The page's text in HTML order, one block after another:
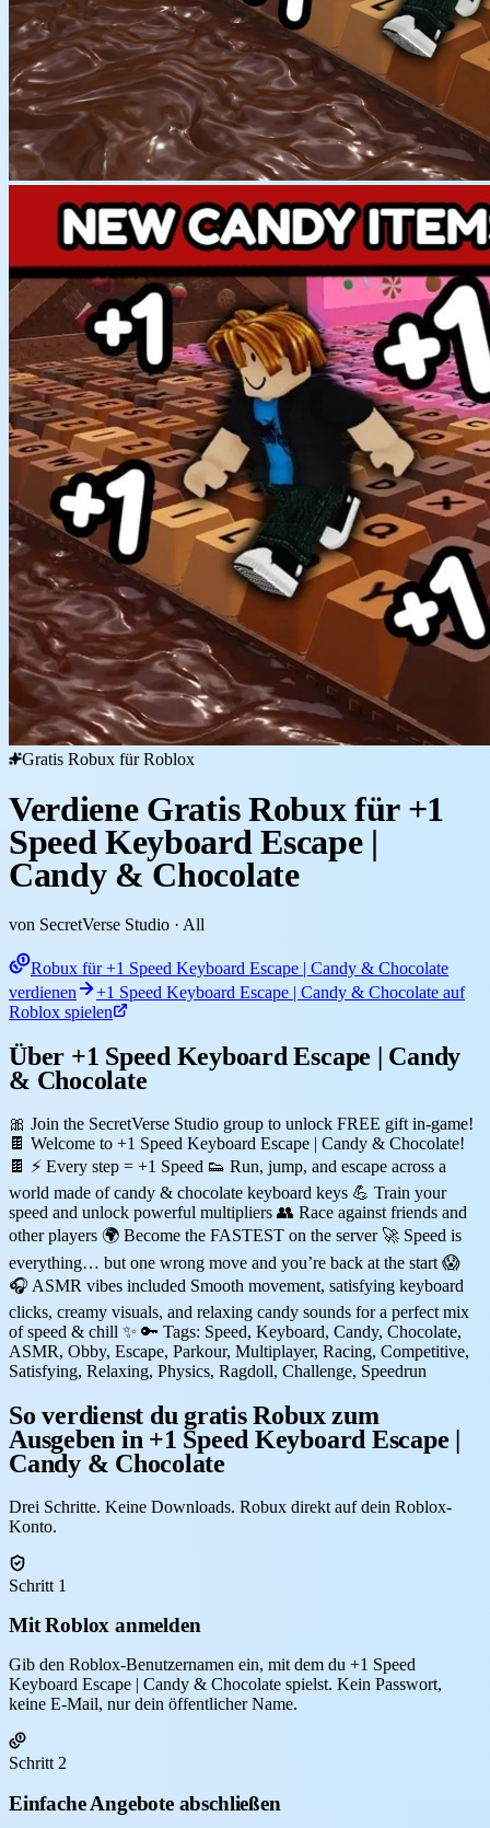
Gratis Robux für Roblox
Verdiene Gratis Robux für +1
Speed Keyboard Escape |
Candy & Chocolate
von SecretVerse Studio · All
Robux für +1 Speed Keyboard Escape | Candy & Chocolate
verdienen
+1 Speed Keyboard Escape | Candy & Chocolate auf
Roblox spielen
Über +1 Speed Keyboard Escape | Candy
& Chocolate
🎀 Join the SecretVerse Studio group to unlock FREE gift in-game!
🍫 Welcome to +1 Speed Keyboard Escape | Candy & Chocolate!
🍫 ⚡ Every step = +1 Speed 👟 Run, jump, and escape across a
world made of candy & chocolate keyboard keys 💪 Train your
speed and unlock powerful multipliers 👥 Race against friends and
other players 🌍 Become the FASTEST on the server 🚀 Speed is
everything… but one wrong move and you’re back at the start 😱
🎧 ASMR vibes included Smooth movement, satisfying keyboard
clicks, creamy visuals, and relaxing candy sounds for a perfect mix
of speed & chill ✨ 🔑 Tags: Speed, Keyboard, Candy, Chocolate,
ASMR, Obby, Escape, Parkour, Multiplayer, Racing, Competitive,
Satisfying, Relaxing, Physics, Ragdoll, Challenge, Speedrun
So verdienst du gratis Robux zum
Ausgeben in +1 Speed Keyboard Escape |
Candy & Chocolate
Drei Schritte. Keine Downloads. Robux direkt auf dein Roblox-
Konto.
Schritt 1
Mit Roblox anmelden
Gib den Roblox-Benutzernamen ein, mit dem du +1 Speed
Keyboard Escape | Candy & Chocolate spielst. Kein Passwort,
keine E-Mail, nur dein öffentlicher Name.
Schritt 2
Einfache Angebote abschließen